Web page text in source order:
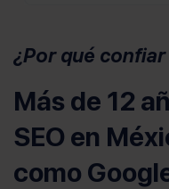
¿Por qué
Más de 12
SEO en
como